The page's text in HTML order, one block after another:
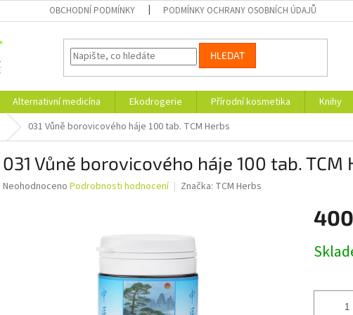
OBCHODNÍ PODMÍNKY PODMÍNKY OCHRANY OSOBNÍCH ÚDAJŮ
HLEDAT
Alternativní medicína Ekodrogerie Přírodní kosmetika Knihy
031 Vůně borovicového háje 100 tab. TCM Herbs
031 Vůně borovicového háje 100 tab. TCM
Průměrné
Neohodnoceno Podrobnosti hodnocení Značka: TCM Herbs
cena: